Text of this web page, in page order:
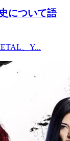
について語
、Y...